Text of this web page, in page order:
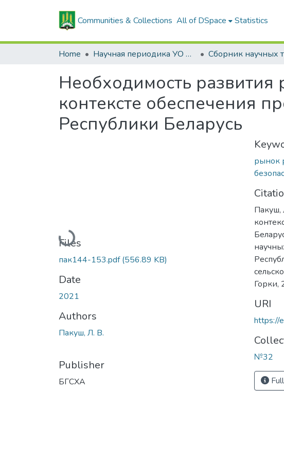
Communities & Collections All of DSpace Statistics
Home Научная периодика УО БГСХА
Необходимость
контексте обеспечения
Республики Беларусь
Loading...
Files
пак144-153.pdf(556.89 KB)
Date
2021
Authors
Пакуш, Л. В.
Publisher
БГСХА
рынок
Пакуш,
Горки,
URI
https://
№32